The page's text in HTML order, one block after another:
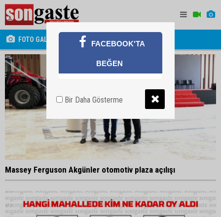
FOTO GALERİ
Massey Ferguson Akgünler otomotiv plaza açılışı
FACEBOOK'TA
BEĞEN
Bir Daha Gösterme